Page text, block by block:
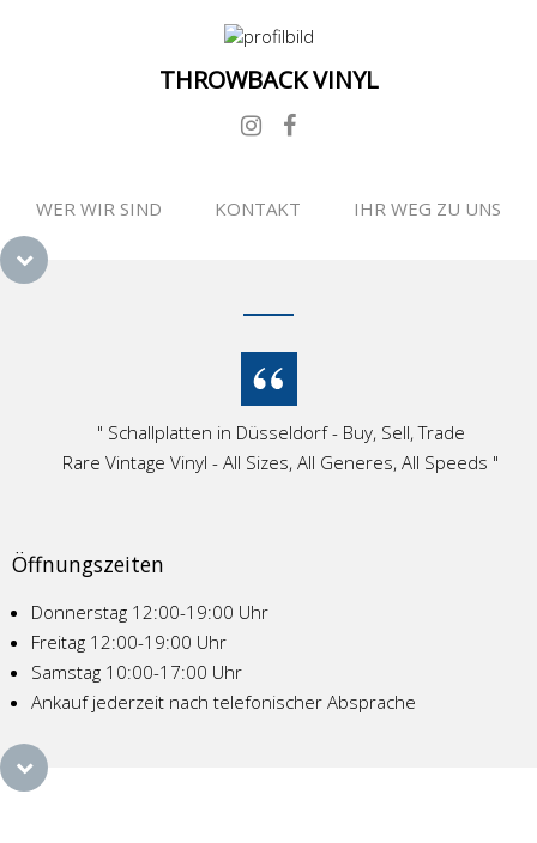
THROWBACK VINYL
WER WIR SIND KONTAKT IHR WEG ZU UNS
" Schallplatten in Düsseldorf - Buy, Sell, Trade
Rare Vintage Vinyl - All Sizes, All Generes, All Speeds "
Öffnungszeiten
Donnerstag 12:00-19:00 Uhr
Freitag 12:00-19:00 Uhr
Samstag 10:00-17:00 Uhr
Ankauf jederzeit nach telefonischer Absprache